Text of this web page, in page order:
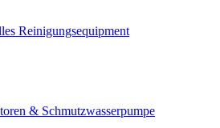
Reinigungsequipment
& Schmutzwasserpumpe